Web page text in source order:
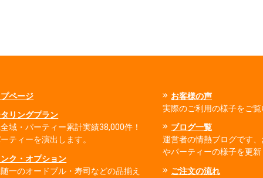
ページ
リングプラン
域・パーティー累計実績38,000件！
ティーを演出します。
ク・オプション
一のオードブル・寿司などの品揃え
お客様の声
実際のご利用の様子をご
ブログ一覧
運営者の情熱ブログです
やパーティーの様子を更
ご注文の流れ